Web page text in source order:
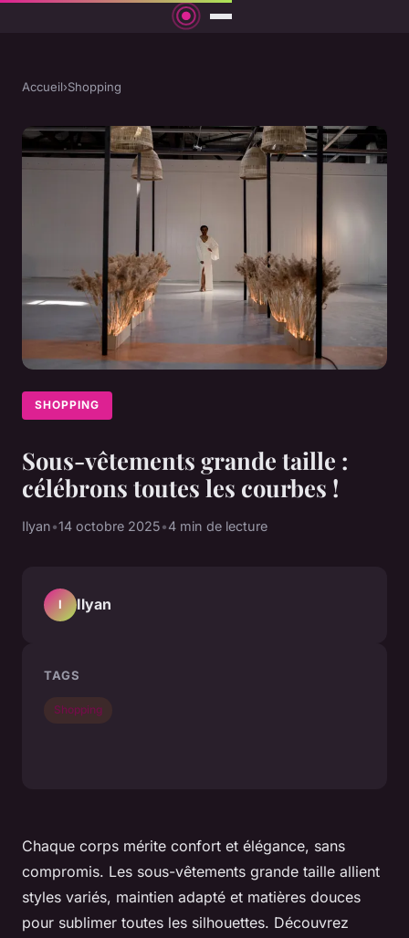
Accueil›Shopping
SHOPPING
Sous-vêtements grande taille :
célébrons toutes les courbes !
Ilyan•14 octobre 2025•4 min de lecture
Chaque corps mérite confort et élégance, sans
compromis. Les sous-vêtements grande taille allient
styles variés, maintien adapté et matières douces
pour sublimer toutes les silhouettes. Découvrez
I Ilyan
TAGS
Shopping